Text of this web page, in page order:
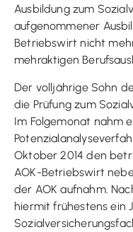
Ausbildung zum
aufgenommener
Betriebswirt nicht
mehraktigen
Der volljährige Sohn
die Prüfung zum
Im Folgemonat nahm
Oktober 2014 den
AOK-Betriebswirt
der AOK aufnahm.
hiermit frühestens ein